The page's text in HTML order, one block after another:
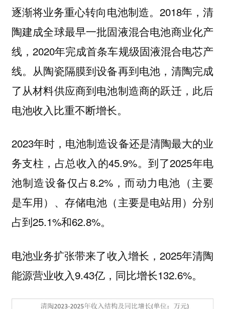
逐渐将业务重心转向电池制造。2018年，清
陶建成全球最早一批固液混合电池商业化产
线，2020年完成首条车规级固液混合电芯产
线。从陶瓷隔膜到设备再到电池，清陶完成
了从材料供应商到电池制造商的跃迁，此后
电池收入比重不断增长。
2023年时，电池制造设备还是清陶最大的业
务支柱，占总收入的45.9%。到了2025年电
池制造设备仅占8.2%，而动力电池（主要
是车用）、存储电池（主要是电站用）分别
占到25.1%和62.8%。
电池业务扩张带来了收入增长，2025年清陶
能源营业收入9.43亿，同比增长132.6%。